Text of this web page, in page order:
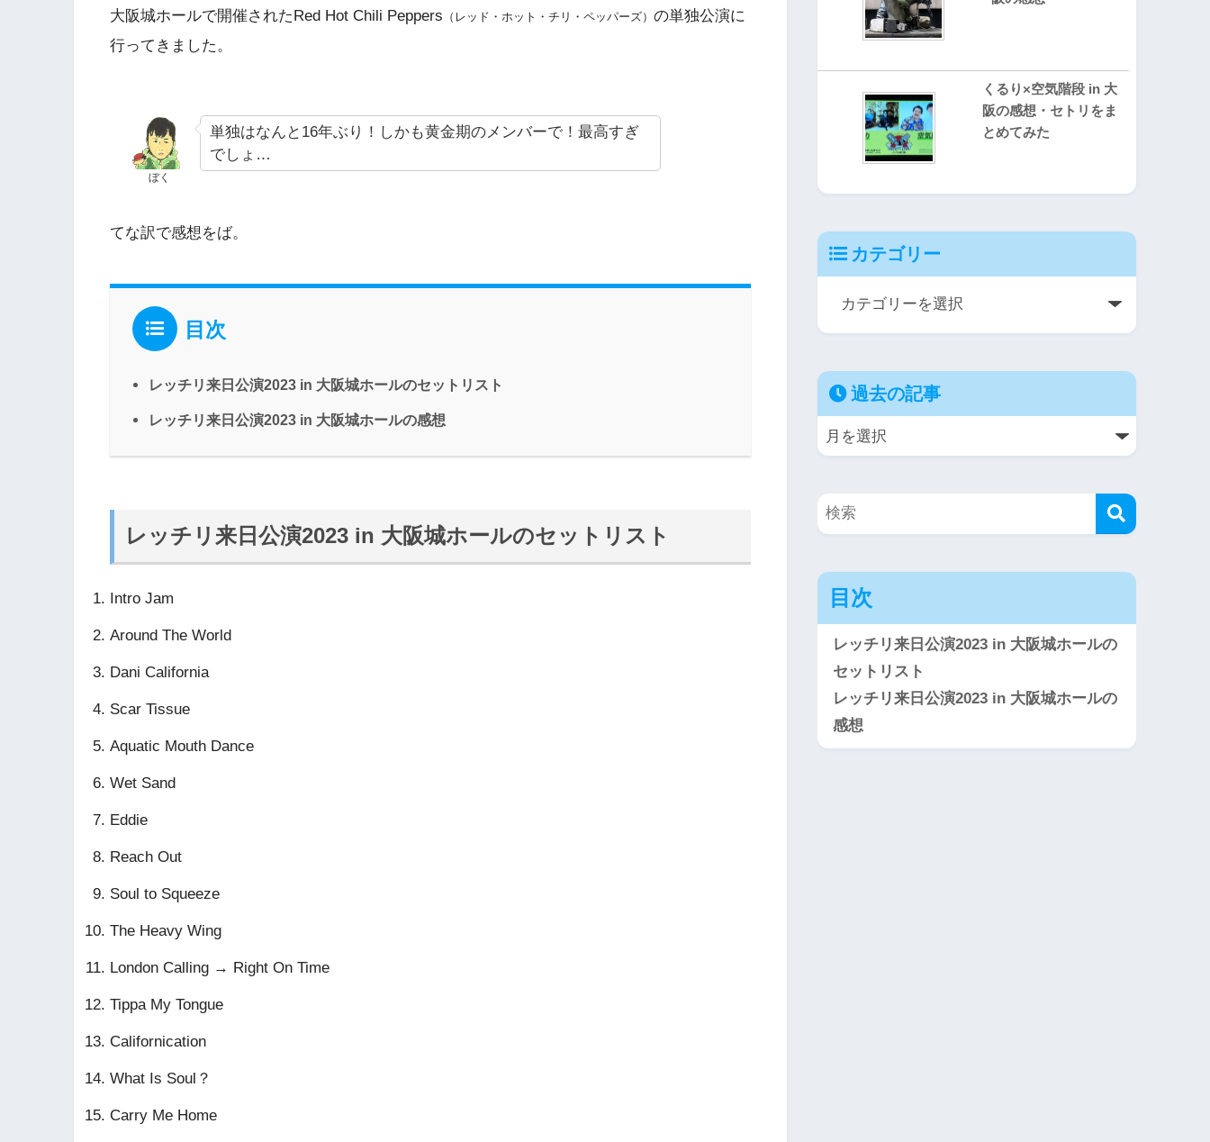
大阪城ホールで開催されたRed Hot Chili Peppers （レッド・ホット・チリ・ペッパーズ） の単独公演に
行ってきました。
ぼく
単独はなんと16年ぶり！しかも黄金期のメンバーで！最高すぎ
でしょ…
てな訳で感想をば。
目次
レッチリ来日公演2023 in 大阪城ホールのセットリスト
レッチリ来日公演2023 in 大阪城ホールの感想
レッチリ来日公演2023 in 大阪城ホールのセットリスト
Intro Jam
Around The World
Dani California
Scar Tissue
Aquatic Mouth Dance
Wet Sand
Eddie
Reach Out
Soul to Squeeze
The Heavy Wing
London Calling → Right On Time
Tippa My Tongue
Californication
What Is Soul？
Carry Me Home
くるり×空気階段 in 大
阪の感想・セトリをま
とめてみた
カテゴリー
過去の記事
目次
レッチリ来日公演2023 in 大阪城ホールの
セットリスト
レッチリ来日公演2023 in 大阪城ホールの
感想